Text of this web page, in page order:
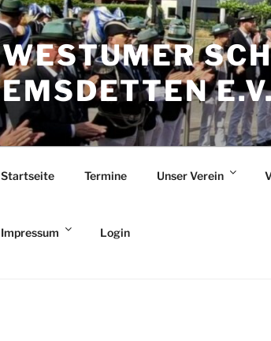
WESTUMER
EMSDETTEN
Startseite Termine Unser Verein
Impressum Login